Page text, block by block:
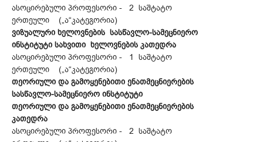
ასოცირებული პროფესორი - 2 საშტატო
ერთეული („ა“კატეგორია)
ვიზუალური ხელოვნების სასწავლო-სამეცნიერო
ინსტიტუტი სახვითი ხელოვნების კათედრა
ასოცირებული პროფესორი - 1 საშტატო
ერთეული („ა“კატეგორია)
თეორიული და გამოყენებითი ენათმეცნიერების
სასწავლო-სამეცნიერო ინსტიტუტი
თეორიული და გამოყენებითი ენათმეცნიერების
კათედრა
ასოცირებული პროფესორი - 2 საშტატო